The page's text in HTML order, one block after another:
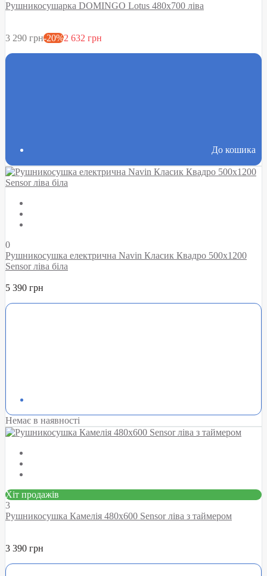
Рушникосушарка DOMINGO Lotus 480х700 ліва
3 290 грн-20%2 632 грн
До кошика
0
Рушникосушка електрична Navin Класик Квадро 500х1200
Sensor ліва біла
5 390 грн
Немає в наявності
Хіт продажів
3
Рушникосушка Камелія 480х600 Sensor ліва з таймером
3 390 грн